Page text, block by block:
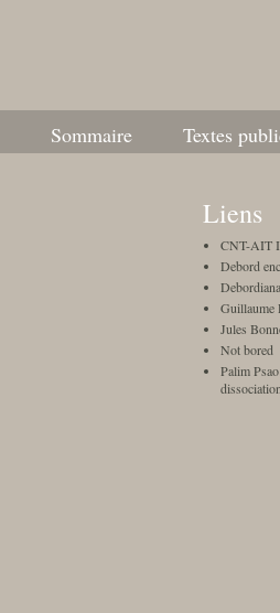
Sommaire Textes
Liens
CNT-AIT
Debord
Debordiana
Guillaume
Jules
Not bored
Palim
dissociation